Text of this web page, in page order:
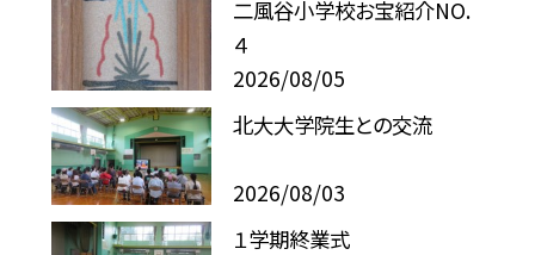
二風谷小学校お宝紹介NO.
４
2026/08/05
北大大学院生との交流
2026/08/03
１学期終業式